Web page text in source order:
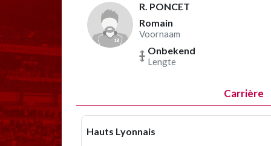
R. PONCET
Romain
Voornaam
Onbekend
Lengte
Carrière
Hauts Lyonnais